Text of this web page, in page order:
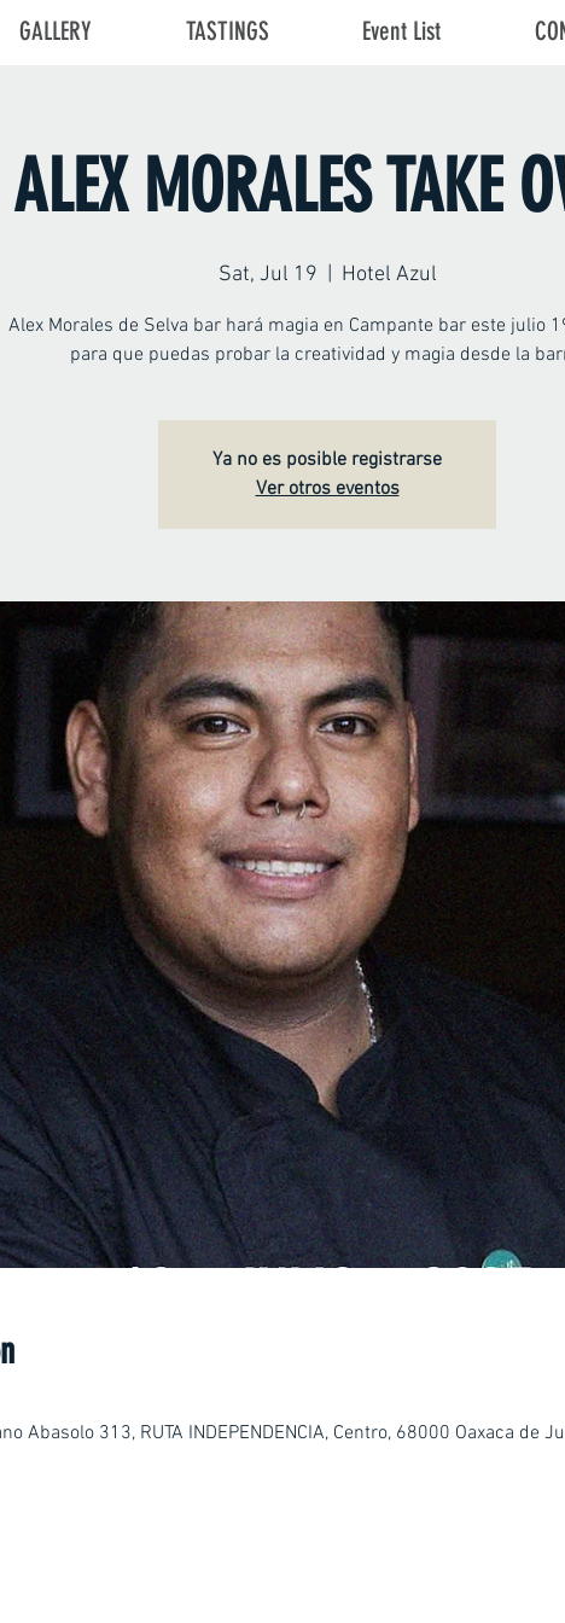
GALLERY TASTINGS Event List
ALEX MORALES TAKE
Sat, Jul 19 Hotel Azul
Alex Morales de Selva bar hará magia en Campante bar este julio
para que puedas probar la creatividad y magia desde la
Ya no es posible registrarse
Ver otros eventos
Abasolo 313, RUTA INDEPENDENCIA, Centro, 68000 Oaxaca de